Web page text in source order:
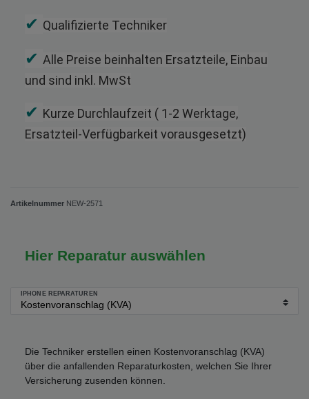
✔ Qualifizierte Techniker
✔ Alle Preise beinhalten Ersatzteile, Einbau
und sind inkl. MwSt
✔ Kurze Durchlaufzeit ( 1-2 Werktage,
Ersatzteil-Verfügbarkeit vorausgesetzt)
Artikelnummer NEW-2571
Hier Reparatur auswählen
IPHONE REPARATUREN
Die Techniker erstellen einen Kostenvoranschlag (KVA)
über die anfallenden Reparaturkosten, welchen Sie Ihrer
Versicherung zusenden können.